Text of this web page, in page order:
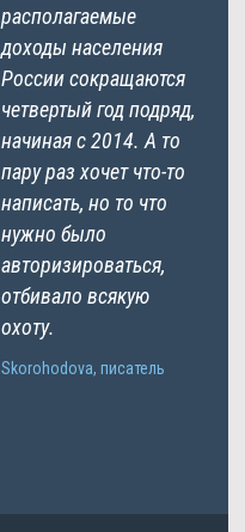
располагаемые
доходы населения
России сокращаются
четвертый год подряд,
начиная с 2014. А то
пару раз хочет что-то
написать, но то что
нужно было
авторизироваться,
отбивало всякую
охоту.
Skorohodova, писатель